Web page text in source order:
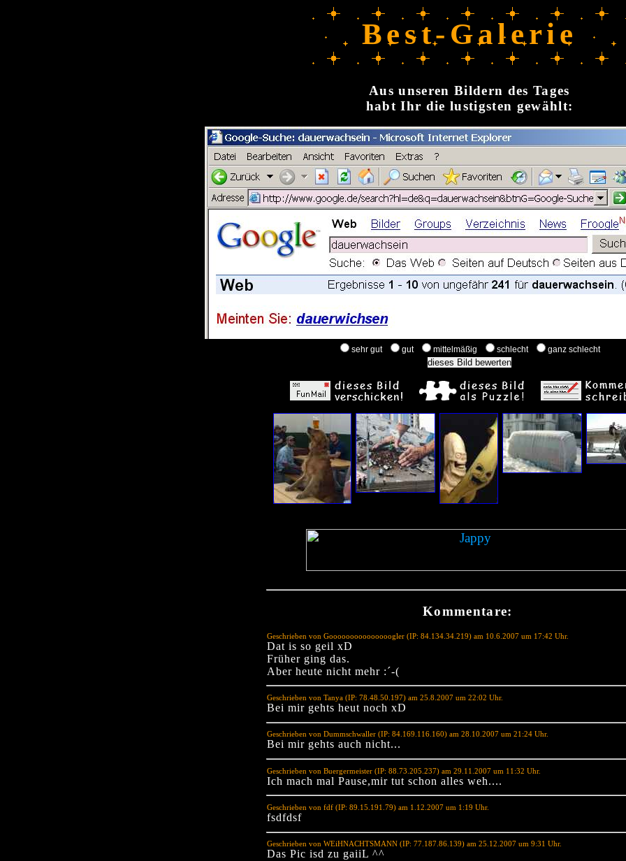
Best-Galerie
Aus unseren Bildern des Tages
habt Ihr die lustigsten gewählt:
sehr gut gut mittelmäßig schlecht ganz schlecht
Kommentare:
Geschrieben von Gooooooooooooooogler (IP: 84.134.34.219) am 10.6.2007 um 17:42 Uhr.
Dat is so geil xD
Früher ging das.
Aber heute nicht mehr :´-(
Geschrieben von Tanya (IP: 78.48.50.197) am 25.8.2007 um 22:02 Uhr.
Bei mir gehts heut noch xD
Geschrieben von Dummschwaller (IP: 84.169.116.160) am 28.10.2007 um 21:24 Uhr.
Bei mir gehts auch nicht...
Geschrieben von Buergermeister (IP: 88.73.205.237) am 29.11.2007 um 11:32 Uhr.
Ich mach mal Pause,mir tut schon alles weh....
Geschrieben von fdf (IP: 89.15.191.79) am 1.12.2007 um 1:19 Uhr.
fsdfdsf
Geschrieben von WEiHNACHTSMANN (IP: 77.187.86.139) am 25.12.2007 um 9:31 Uhr.
Das Pic isd zu gaiiL ^^